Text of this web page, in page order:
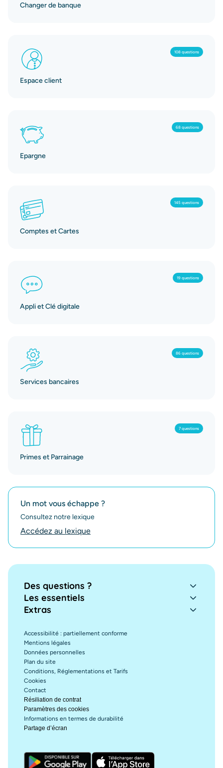
Changer de banque
108 questions
Espace client
68 questions
Epargne
145 questions
Comptes et Cartes
19 questions
Appli et Clé digitale
86 questions
Services bancaires
7 questions
Primes et Parrainage
Un mot vous échappe ?
Consultez notre lexique
Accédez au lexique
Des questions ?
Les essentiels
Extras
Accessibilité : partiellement conforme
Mentions légales
Données personnelles
Plan du site
Conditions, Réglementations et Tarifs
Cookies
Contact
Résiliation de contrat
Paramètres des cookies
Informations en termes de durabilité
Partage d’écran